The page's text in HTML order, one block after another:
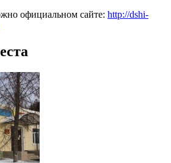
официальном сайте: http://dshi-